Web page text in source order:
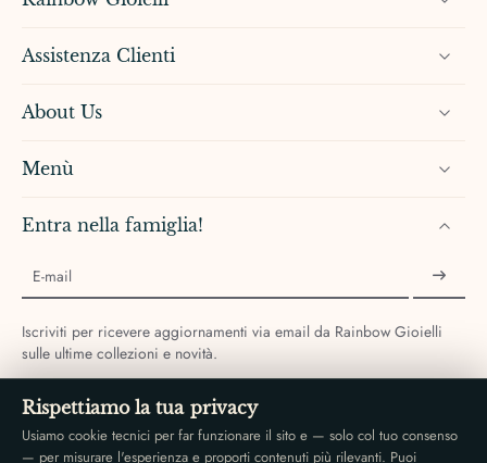
Rispettiamo la tua privacy
Usiamo cookie tecnici per far funzionare il sito e — solo col tuo consenso
— per misurare l'esperienza e proporti contenuti più rilevanti. Puoi
Assistenza Clienti
About Us
Menù
Entra nella famiglia!
E-mail
Iscriviti per ricevere aggiornamenti via email da Rainbow Gioielli
sulle ultime collezioni e novità.